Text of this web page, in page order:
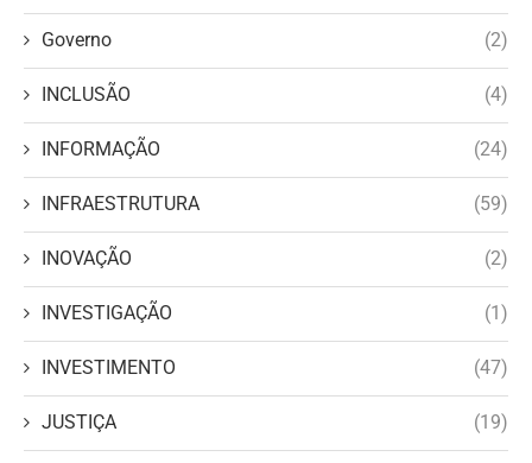
Governo (2)
INCLUSÃO (4)
INFORMAÇÃO (24)
INFRAESTRUTURA (59)
INOVAÇÃO (2)
INVESTIGAÇÃO (1)
INVESTIMENTO (47)
JUSTIÇA (19)